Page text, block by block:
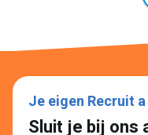
Je eigen Recruit
Sluit je bij ons